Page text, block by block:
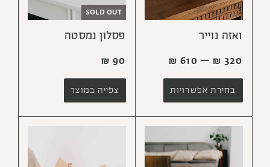
ואזה נוייר
₪ 320
–
₪ 610
בחירת אפשרויות
SOLD OUT
פסלון נמסטה
₪ 90
צפייה במוצר